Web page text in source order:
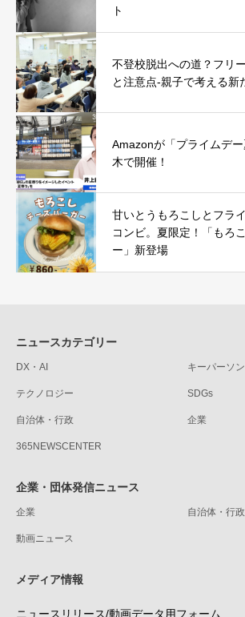
ト
不登校脱出への道？フリ
と注意点-親子で考える新
Amazonが「プライムデ
木で開催！
甘いとうもろこしとフラ
コンビ。夏限定！「もろ
ー」新登場
ニュースカテゴリー
DX・AI キーパーソン
テクノロジー SDGs
自治体・行政 企業
365NEWSCENTER
企業・団体発信ニュース
企業 自治体・行政
動画ニュース
メディア情報
ニュースリリース/動画データ用フォーム